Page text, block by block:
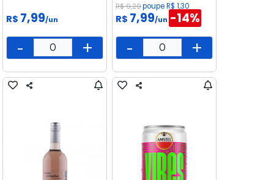
R$ 7,99/un
- +
R$ 9,29poupe R$ 1,30
R$ 7,99/un -14%
- +